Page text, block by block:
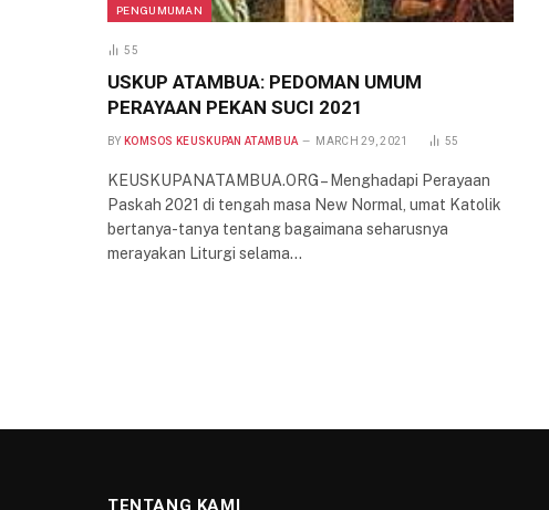
PENGUMUMAN
55
USKUP ATAMBUA: PEDOMAN UMUM
PERAYAAN PEKAN SUCI 2021
BY KOMSOS KEUSKUPAN ATAMBUA MARCH 29, 2021 55
KEUSKUPANATAMBUA.ORG – Menghadapi Perayaan
Paskah 2021 di tengah masa New Normal, umat Katolik
bertanya-tanya tentang bagaimana seharusnya
merayakan Liturgi selama…
TENTANG KAMI